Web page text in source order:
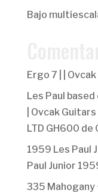
Bajo
Ergo 7 | |
Les Paul based
| Ovcak Guitars
LTD GH600 de
1959 Les Paul
Paul Junior
335 Mahogany